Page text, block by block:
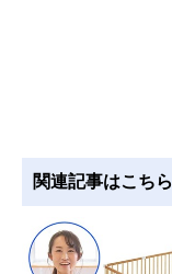
関連記事はこちら